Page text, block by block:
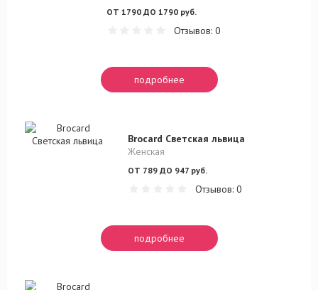
ОТ 1790 ДО 1790 руб.
Отзывов: 0
подробнее
Brocard Светская львица
Женская
ОТ 789 ДО 947 руб.
Отзывов: 0
подробнее